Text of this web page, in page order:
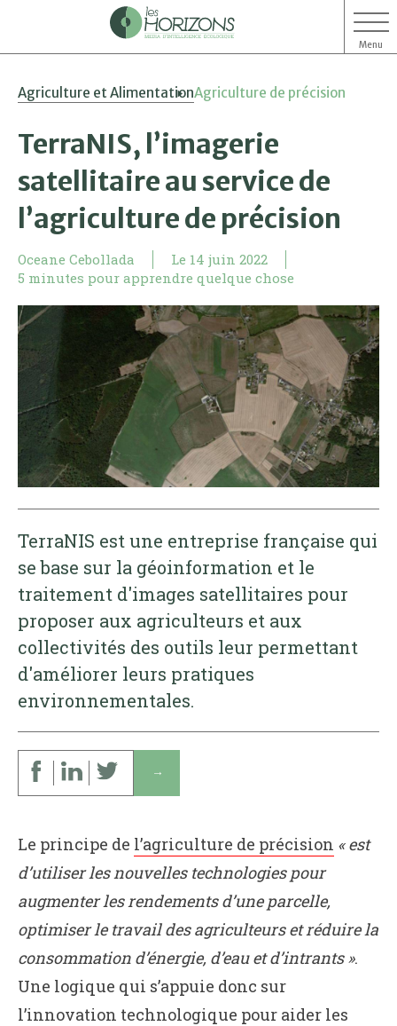
Menu
Agriculture et AlimentationAgriculture de précision
TerraNIS, l’imagerie
satellitaire au service de
l’agriculture de précision
Oceane Cebollada Le 14 juin 2022
5 minutes pour apprendre quelque chose
TerraNIS est une entreprise française qui
se base sur la géoinformation et le
traitement d'images satellitaires pour
proposer aux agriculteurs et aux
collectivités des outils leur permettant
d'améliorer leurs pratiques
environnementales.
↓
Le principe de l’agriculture de précision « est
d’utiliser les nouvelles technologies pour
augmenter les rendements d’une parcelle,
optimiser le travail des agriculteurs et réduire la
consommation d’énergie, d’eau et d’intrants ».
Une logique qui s’appuie donc sur
l’innovation technologique pour aider les